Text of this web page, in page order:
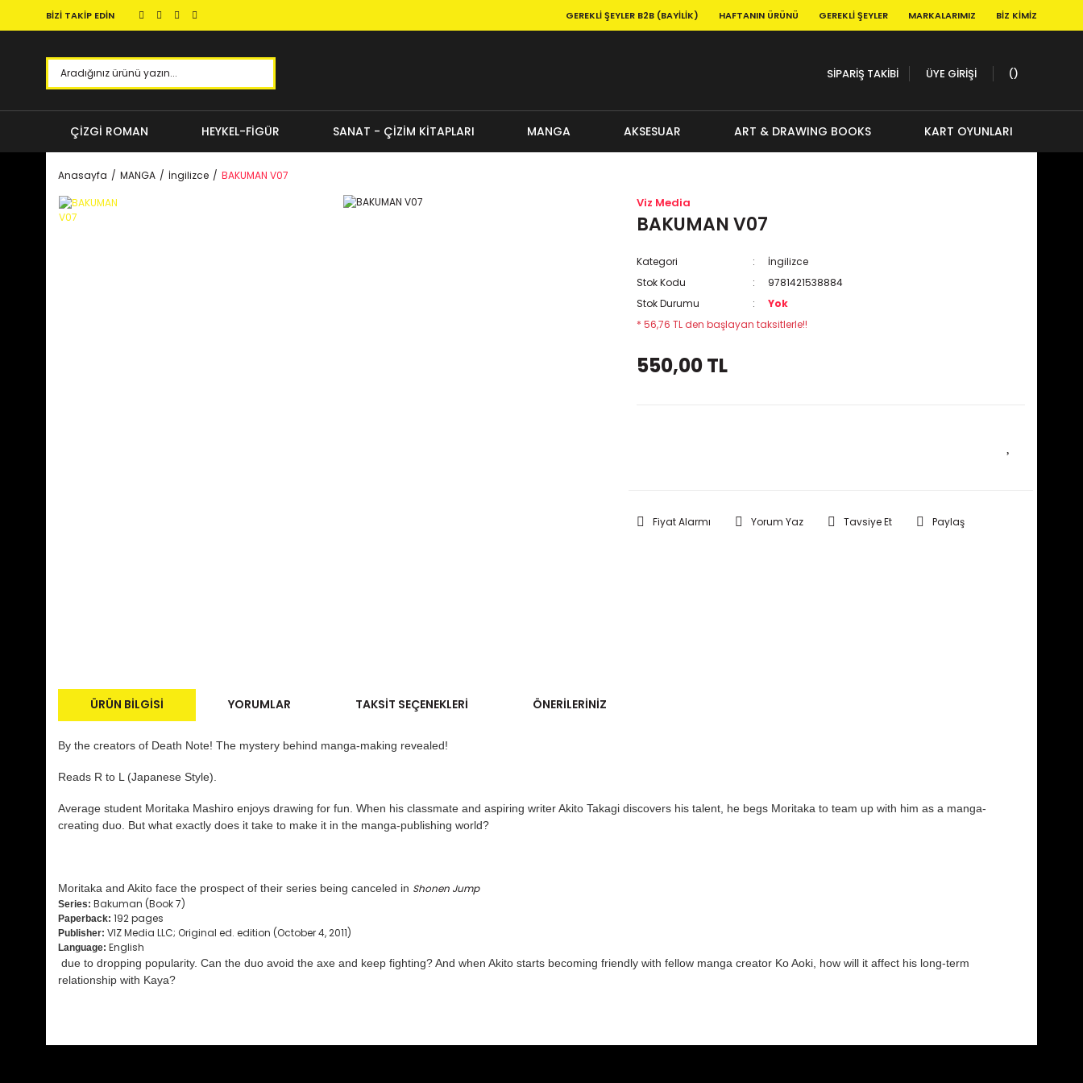
BİZİ TAKİP EDİN GEREKLI ŞEYLER B2B (BAYILIK) HAFTANIN ÜRÜNÜ GEREKLI ŞEYLER MARKALARIMIZ BIZ KIMIZ
SİPARİŞ TAKİBİ ÜYE GİRİŞİ
ÇİZGİ ROMAN HEYKEL-FİGÜR SANAT - ÇİZİM KİTAPLARI MANGA AKSESUAR ART & DRAWING BOOKS KART OYUNLARI
Anasayfa MANGA İngilizce BAKUMAN V07
Viz Media
BAKUMAN V07
Kategori
İngilizce
Stok Kodu
9781421538884
Stok Durumu
Yok
* 56,76 TL den başlayan taksitlerle!!
550,00 TL
Fiyat Alarmı Yorum Yaz Tavsiye Et Paylaş
ÜRÜN BILGISI YORUMLAR TAKSIT SEÇENEKLERI ÖNERILERINIZ
By the creators of Death Note! The mystery behind manga-making revealed!
Reads R to L (Japanese Style).
Average student Moritaka Mashiro enjoys drawing for fun. When his classmate and aspiring writer Akito Takagi discovers his talent, he begs Moritaka to team up with him as a manga-
creating duo. But what exactly does it take to make it in the manga-publishing world?
Moritaka and Akito face the prospect of their series being canceled in Shonen Jump
Series: Bakuman (Book 7)
Paperback: 192 pages
Publisher: VIZ Media LLC; Original ed. edition (October 4, 2011)
Language: English
due to dropping popularity. Can the duo avoid the axe and keep fighting? And when Akito starts becoming friendly with fellow manga creator Ko Aoki, how will it affect his long-term
relationship with Kaya?
Görüş ve önerileriniz için teşekkür ederiz.